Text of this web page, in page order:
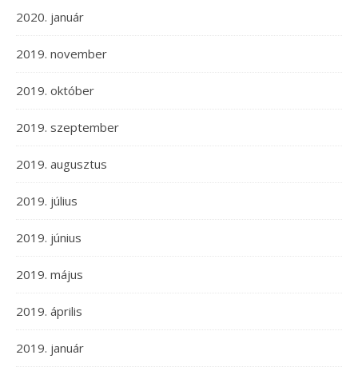
2020. január
2019. november
2019. október
2019. szeptember
2019. augusztus
2019. július
2019. június
2019. május
2019. április
2019. január